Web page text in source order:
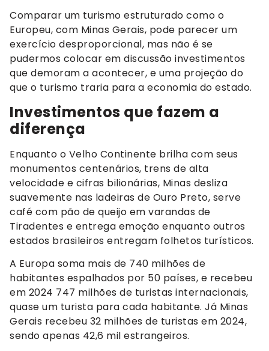
Comparar um turismo estruturado como o
Europeu, com Minas Gerais, pode parecer um
exercício desproporcional, mas não é se
pudermos colocar em discussão investimentos
que demoram a acontecer, e uma projeção do
que o turismo traria para a economia do estado.
Investimentos que fazem a
diferença
Enquanto o Velho Continente brilha com seus
monumentos centenários, trens de alta
velocidade e cifras bilionárias, Minas desliza
suavemente nas ladeiras de Ouro Preto, serve
café com pão de queijo em varandas de
Tiradentes e entrega emoção enquanto outros
estados brasileiros entregam folhetos turísticos.
A Europa soma mais de 740 milhões de
habitantes espalhados por 50 países, e recebeu
em 2024 747 milhões de turistas internacionais,
quase um turista para cada habitante. Já Minas
Gerais recebeu 32 milhões de turistas em 2024,
sendo apenas 42,6 mil estrangeiros.